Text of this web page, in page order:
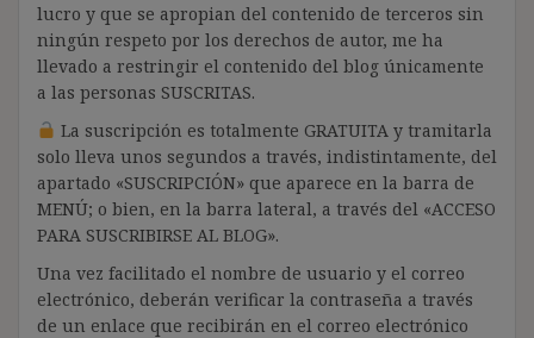
lucro y que se apropian del contenido de terceros sin
ningún respeto por los derechos de autor, me ha
llevado a restringir el contenido del blog únicamente
a las personas SUSCRITAS.
La suscripción es totalmente GRATUITA y tramitarla
solo lleva unos segundos a través, indistintamente, del
apartado «SUSCRIPCIÓN» que aparece en la barra de
MENÚ; o bien, en la barra lateral, a través del «ACCESO
PARA SUSCRIBIRSE AL BLOG».
Una vez facilitado el nombre de usuario y el correo
electrónico, deberán verificar la contraseña a través
de un enlace que recibirán en el correo electrónico